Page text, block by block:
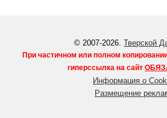
© 2007-2026.Тверской
При частичном или полном
гиперссылка на сайт
Информация о
Размещение